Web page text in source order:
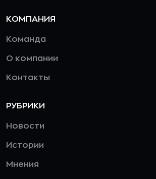
КОМПАНИЯ
Команда
О компании
Контакты
РУБРИКИ
Новости
Истории
Мнения